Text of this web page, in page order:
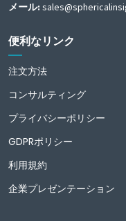
メール:
便利なリンク
注文方法
コンサルティング
プライバシーポリシー
GDPRポリシー
利用規約
企業プレゼンテーション